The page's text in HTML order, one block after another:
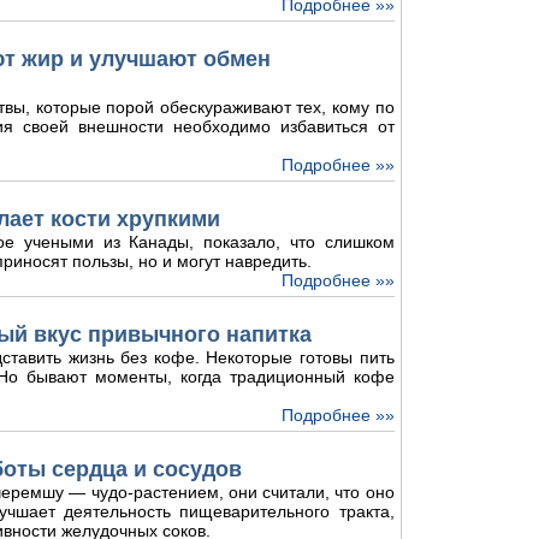
Подробнее »»
жир и улучшают обмен
которые порой обескураживают тех, кому по
своей внешности необходимо избавиться от
Подробнее »»
кости хрупкими
учеными из Канады, показало, что слишком
пользы, но и могут навредить.
Подробнее »»
вкус привычного напитка
жизнь без кофе. Некоторые готовы пить
бывают моменты, когда традиционный кофе
Подробнее »»
сердца и сосудов
— чудо-растением, они считали, что оно
деятельность пищеварительного тракта,
желудочных соков.